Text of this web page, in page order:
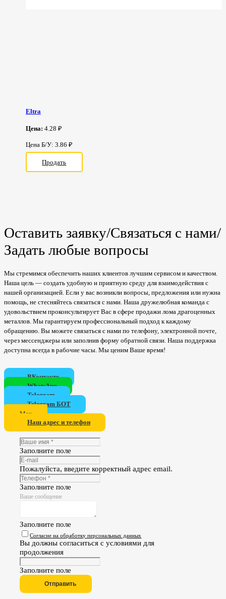
Eltra
Цена: 4.28 ₽
Цена Б/У: 3.86 ₽
Продать
Оставить заявку/Связаться с нами/
Задать любые вопросы
Мы стремимся обеспечить наших клиентов лучшим сервисом и качеством.
Наша цель — создать удобную и приятную среду для взаимодействия с
нашей организацией. Если у вас возникли вопросы, предложения или нужна
помощь, не стесняйтесь связаться с нами. Наша дружелюбная команда с
удовольствием проконсультирует Вас в сфере продажи лома драгоценных
металлов. Мы гарантируем профессиональный подход к каждому
обращению. Вы можете связаться с нами по телефону, электронной почте,
через мессенджеры или заполнив форму обратной связи. Наша поддержка
доступна всегда в рабочие часы. Мы ценим Ваше время!
ВКонтакте
WhatsApp
Telegram
Telegram БОТ
Мах
Наш адрес и телефон
Заполните поле
Пожалуйста, введите корректный адрес email.
Заполните поле
Ваше сообщение
Заполните поле
Согласие на обработку персональных данных
Вы должны согласиться с условиями для
продолжения
Заполните поле
Отправить